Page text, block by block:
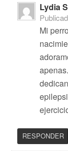
Lydia
Mi
RESPONDER